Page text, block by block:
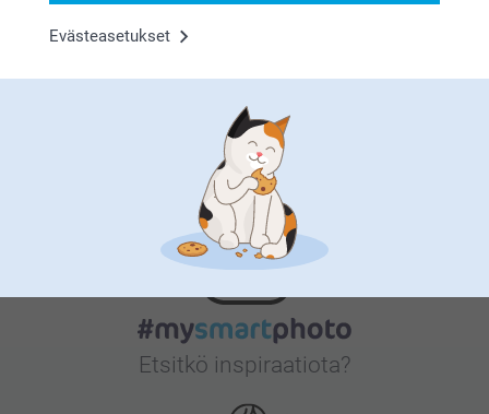
Evästeasetukset
Bonusta kaikista tilauksista
Etsitkö inspiraatiota?